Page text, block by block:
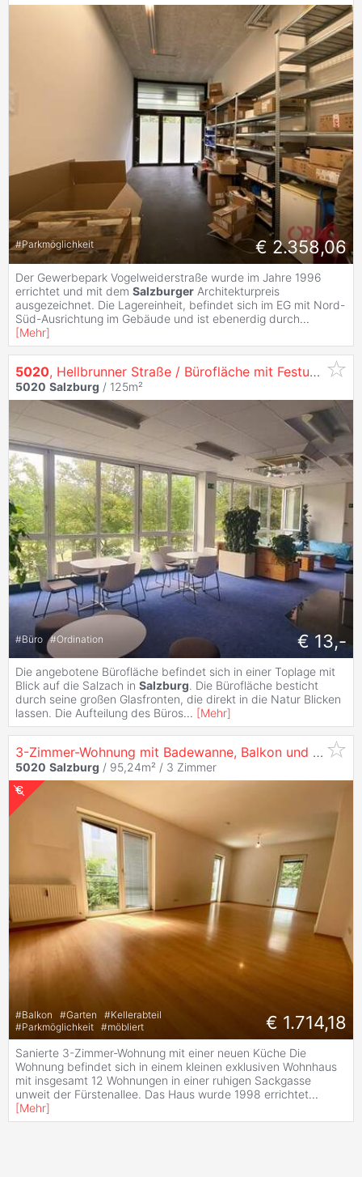
#Parkmöglichkeit € 2.358,06
Der Gewerbepark Vogelweiderstraße wurde im Jahre 1996
errichtet und mit dem Salzburger Architekturpreis
ausgezeichnet. Die Lagereinheit, befindet sich im EG mit Nord-
Süd-Ausrichtung im Gebäude und ist ebenerdig durch...
[Mehr]
5020, Hellbrunner Straße / Bürofläche mit Festungs- und Salzachblick in der Hellbrunner Straße 11a in
5020 Salzburg / 125m²
#Büro #Ordination € 13,-
Die angebotene Bürofläche befindet sich in einer Toplage mit
Blick auf die Salzach in Salzburg. Die Bürofläche besticht
durch seine großen Glasfronten, die direkt in die Natur Blicken
lassen. Die Aufteilung des Büros... [Mehr]
3-Zimmer-Wohnung mit Badewanne, Balkon und Gemeinschaftsgarten in
5020 Salzburg / 95,24m² / 3 Zimmer
#Balkon #Garten #Kellerabteil
#Parkmöglichkeit #möbliert € 1.714,18
Sanierte 3-Zimmer-Wohnung mit einer neuen Küche Die
Wohnung befindet sich in einem kleinen exklusiven Wohnhaus
mit insgesamt 12 Wohnungen in einer ruhigen Sackgasse
unweit der Fürstenallee. Das Haus wurde 1998 errichtet...
[Mehr]